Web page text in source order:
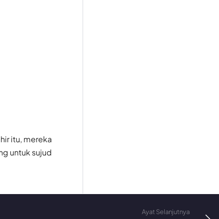
itu, mereka
untuk sujud
Ayat Selanjutnya